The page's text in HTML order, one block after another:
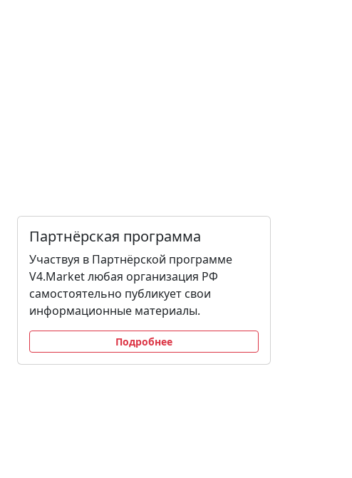
Партнёрская программа
Участвуя в Партнёрской программе
V4.Market любая организация РФ
самостоятельно публикует свои
информационные материалы.
Подробнее